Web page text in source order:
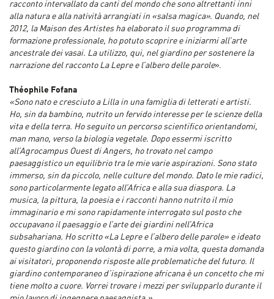
racconto intervallato da canti del mondo che sono altrettanti inni
alla natura e alla natività arrangiati in «salsa magica». Quando, nel
2012, la Maison des Artistes ha elaborato il suo programma di
formazione professionale, ho potuto scoprire e iniziarmi all’arte
ancestrale dei vasai. La utilizzo, qui, nel giardino per sostenere la
narrazione del racconto La Lepre e l’albero delle parole».
Théophile Fofana
«Sono nato e cresciuto a Lilla in una famiglia di letterati e artisti.
Ho, sin da bambino, nutrito un fervido interesse per le scienze della
vita e della terra. Ho seguito un percorso scientifico orientandomi,
man mano, verso la biologia vegetale. Dopo essermi iscritto
all’Agrocampus Ouest di Angers, ho trovato nel campo
paesaggistico un equilibrio tra le mie varie aspirazioni. Sono stato
immerso, sin da piccolo, nelle culture del mondo. Dato le mie radici,
sono particolarmente legato all’Africa e alla sua diaspora. La
musica, la pittura, la poesia e i racconti hanno nutrito il mio
immaginario e mi sono rapidamente interrogato sul posto che
occupavano il paesaggio e l’arte dei giardini nell’Africa
subsahariana. Ho scritto «La Lepre e l’albero delle parole» e ideato
questo giardino con la volontà di porre, a mia volta, questa domanda
ai visitatori, proponendo risposte alle problematiche del futuro. Il
giardino contemporaneo d’ispirazione africana è un concetto che mi
tiene molto a cuore. Vorrei trovare i mezzi per svilupparlo durante il